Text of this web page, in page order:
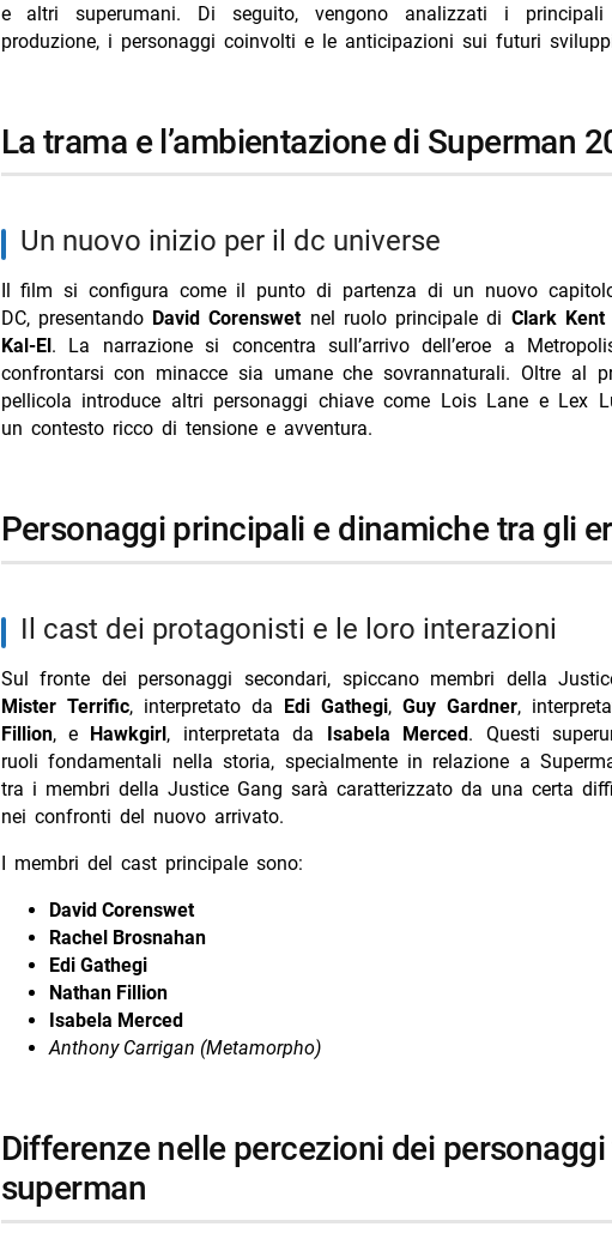
- anticipazioni sulle future apparizioni dei personaggi secondari
-- “ritorno” delle star nei progetti successivi dc universe
-- RispondiAnnulla risposta
- Morrone smentisce i flirt con Belen e Marcuzzi: fake
- Clementino cade dal palco a Ischia, poi si rialza
- Gigi Hadid e Bradley Cooper: anelli e matrimonio segreto
- Cristina Marino incinta? Indizi social per Argentero
e altri superumani. Di seguito, vengono analizzati i principali
produzione, i personaggi coinvolti e le anticipazioni sui futuri
la trama e l’ambientazione di Superman
un nuovo inizio per il dc universe
Il film si configura come il punto di partenza di un nuovo
DC, presentando David Corenswetnel ruolo principale di Clark
Kal-El . La narrazione si concentra sull’arrivo dell’eroe a
confrontarsi con minacce sia umane che sovrannaturali. Oltre al
pellicola introduce altri personaggi chiave come Lois Lane e Lex
un contesto ricco di tensione e avventura.
personaggi principali e dinamiche tra gli
il cast dei protagonisti e le loro interazioni
Sul fronte dei personaggi secondari, spiccano membri della
Mister Terrific, interpretato da Edi Gathegi,Guy Gardner,
Fillion, e Hawkgirl, interpretata da Isabela Merced. Questi
ruoli fondamentali nella storia, specialmente in relazione a
tra i membri della Justice Gang sarà caratterizzato da una certa
nei confronti del nuovo arrivato.
I membri del cast principale sono:
David Corenswet
Rachel Brosnahan
Edi Gathegi
Nathan Fillion
Isabela Merced
Anthony Carrigan (Metamorpho)
differenze nelle percezioni dei personaggi verso
superman